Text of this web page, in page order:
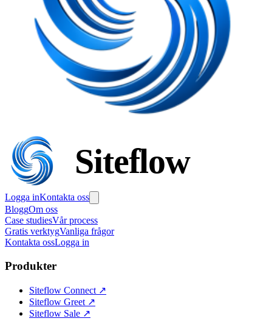
Siteflow
Logga inKontakta oss
BloggOm oss
Case studiesVår process
Gratis verktygVanliga frågor
Kontakta ossLogga in
Produkter
Siteflow Connect ↗
Siteflow Greet ↗
Siteflow Sale ↗